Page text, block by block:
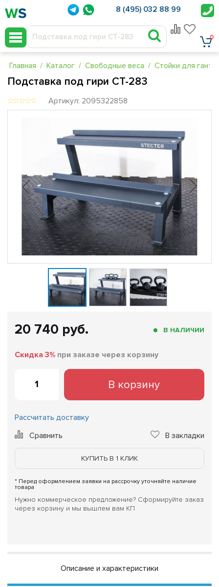
8 (495) 032 88 99
0
Главная Каталог Свободные веса Стойки для
Подставка под гири СТ-283
Артикул: 2095322858
В НАЛИЧИИ
20 740 руб.
Скидка 3% при заказе через корзину
В корзину
Рассчитать доставку
Сравнить
В закладки
КУПИТЬ В 1 КЛИК
* Перед оформлением заявки на рассрочку уточняйте наличие
товара
Нужно коммерческое предложение? Сформируйте заказ
через корзину и мы вышлем вам КП
Описание и характеристики